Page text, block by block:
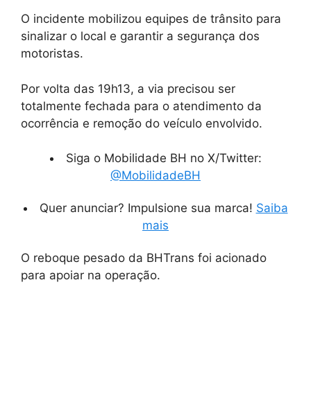
O incidente mobilizou equipes de trânsito para
sinalizar o local e garantir a segurança dos
motoristas.
Por volta das 19h13, a via precisou ser
totalmente fechada para o atendimento da
ocorrência e remoção do veículo envolvido.
Siga o Mobilidade BH no X/Twitter:
@MobilidadeBH
Quer anunciar? Impulsione sua marca! Saiba
mais
O reboque pesado da BHTrans foi acionado
para apoiar na operação.